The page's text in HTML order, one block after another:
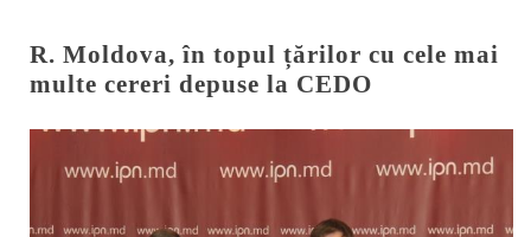
R. Moldova, în topul țărilor cu cele mai
multe cereri depuse la CEDO